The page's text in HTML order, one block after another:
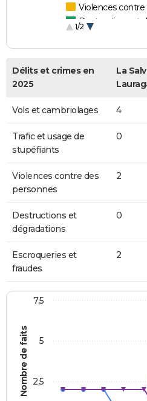
Violences
Destructions et
1/2
Délits et crimes en
2025
La
Vols et cambriolages 4
Trafic et usage de
stupéfiants
0
Violences contre des
personnes
2
Destructions et
dégradations
0
Escroqueries et
fraudes
2
Nombre de faits 2,5
5
7,5